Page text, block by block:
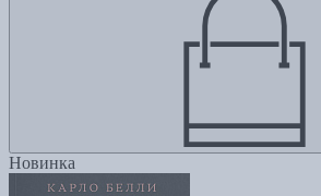
Новинка